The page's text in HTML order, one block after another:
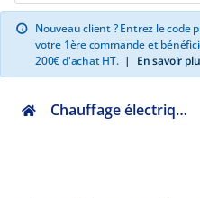
info Nouveau client ? Entrez le code
votre 1ère commande et
200€ d'achat HT. | En savoir
Chauffage électrique climatisation ventilation